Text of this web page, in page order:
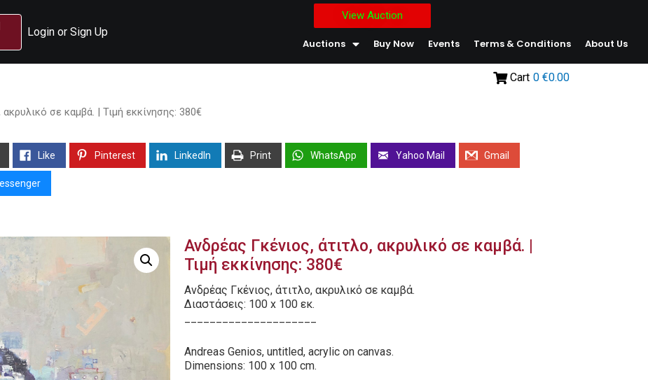
Login or Sign Up
View Auction
Auctions Buy Now Events Terms & Conditions About Us
Cart 0 €0.00
σε καμβά. | Τιμή εκκίνησης: 380€
Like Pinterest LinkedIn Print WhatsApp Yahoo Mail Gmail
Ανδρέας Γκένιος, άτιτλο, ακρυλικό σε καμβά. |
Τιμή εκκίνησης: 380€
Ανδρέας Γκένιος, άτιτλο, ακρυλικό σε καμβά.
Διαστάσεις: 100 x 100 εκ.
Andreas Genios, untitled, acrylic on canvas.
Dimensions: 100 x 100 cm.